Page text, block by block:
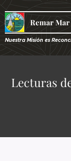
Remar
Nuestra Misión es R
Lecturas